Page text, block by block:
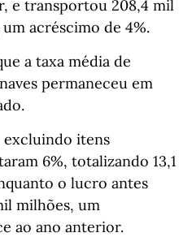
e transportou 208,4 mil
acréscimo de 4%.
a taxa média de
permaneceu em
excluindo itens
6%, totalizando 13,1
o lucro antes
milhões, um
ao ano anterior.